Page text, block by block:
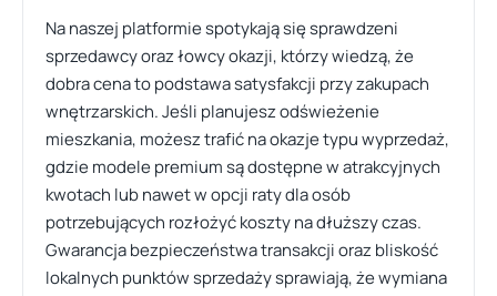
Na naszej platformie spotykają się sprawdzeni
sprzedawcy oraz łowcy okazji, którzy wiedzą, że
dobra cena to podstawa satysfakcji przy zakupach
wnętrzarskich. Jeśli planujesz odświeżenie
mieszkania, możesz trafić na okazje typu wyprzedaż,
gdzie modele premium są dostępne w atrakcyjnych
kwotach lub nawet w opcji raty dla osób
potrzebujących rozłożyć koszty na dłuższy czas.
Gwarancja bezpieczeństwa transakcji oraz bliskość
lokalnych punktów sprzedaży sprawiają, że wymiana